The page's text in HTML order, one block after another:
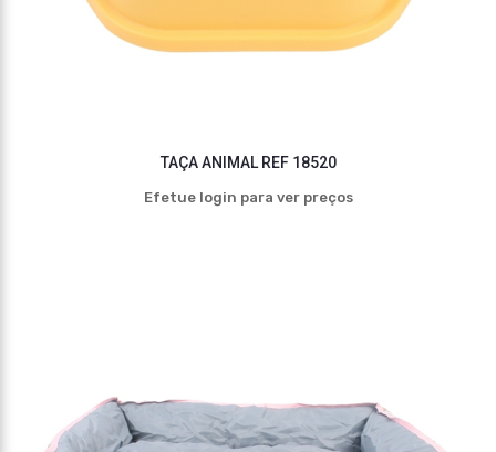
TAÇA ANIMAL REF 18520
Efetue login para ver preços